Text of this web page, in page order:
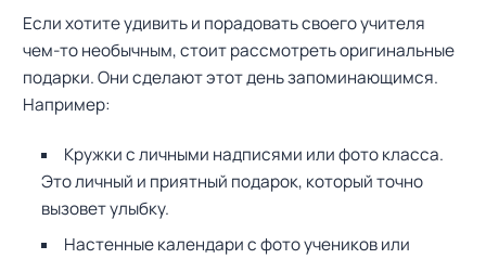
Если хотите удивить и порадовать своего учителя
чем-то необычным, стоит рассмотреть оригинальные
подарки. Они сделают этот день запоминающимся.
Например:
Кружки с личными надписями или фото класса.
Это личный и приятный подарок, который точно
вызовет улыбку.
Настенные календари с фото учеников или